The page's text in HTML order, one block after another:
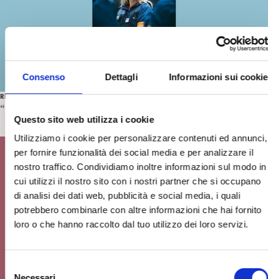
Consenso Dettagli Informazioni sui cookie
Questo sito web utilizza i cookie
Utilizziamo i cookie per personalizzare contenuti ed annunci,
per fornire funzionalità dei social media e per analizzare il
nostro traffico. Condividiamo inoltre informazioni sul modo in
cui utilizzi il nostro sito con i nostri partner che si occupano
di analisi dei dati web, pubblicità e social media, i quali
potrebbero combinarle con altre informazioni che hai fornito
loro o che hanno raccolto dal tuo utilizzo dei loro servizi.
RECENSIONI CINEMA
“Il caso 137” di D. Moll. Recensione di Giuseppe Riefolo